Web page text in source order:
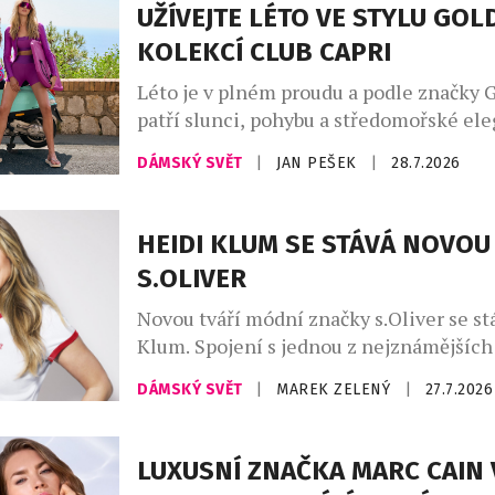
městskou elegancí. Charakter kolekce
uvolněné siluety, široké kalhoty, lehce
UŽÍVEJTE LÉTO VE STYLU
KOLEKCÍ CLUB CAPRI
Léto je v plném proudu a podle značky
patří slunci, pohybu a středomořské
Kolekce Club Capri vás přenese na
ostrov, s jeho uvolněnou atmosférou a
kolekci najdete stylové modely na
pilates, fitness, stejně jako luxusní
resortwear – […]
DÁMSKÝ SVĚT JAN PEŠEK 28.7.2026
HEIDI KLUM SE STÁVÁ NOVOU
S.OLIVER
Novou tváří módní značky s.Oliver se
Klum. Spojení s jednou z nejznámějších
módního průmyslu upevňuje pozici
dostupné ležérní módy a přináší svěží
ikony Heidi Klum získává s.Oliver jednu
nejznámějších osobností světové módy.
DÁMSKÝ SVĚT MAREK ZELENÝ 27.7.2026
LUXUSNÍ ZNAČKA MARC CAIN